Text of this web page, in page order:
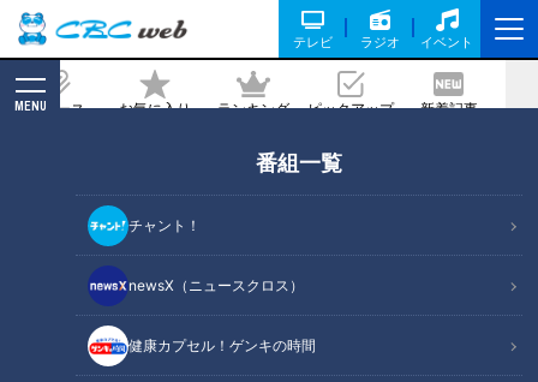
テレビ ラジオ イベント
ニュース お気に入り ランキング ピックアップ 新着記事
MENU
番組一覧
チャント！
newsX（ニュースクロス）
健康カプセル！ゲンキの時間
ーマン・福永裕基選手、2026年覚悟の
シーズン始まる
記事に戻る